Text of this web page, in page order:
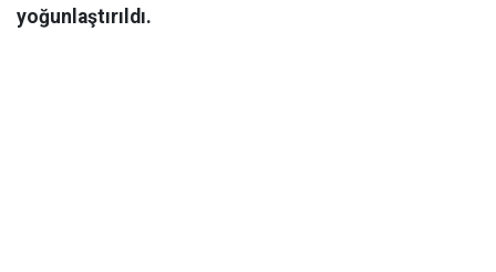
yoğunlaştırıldı.